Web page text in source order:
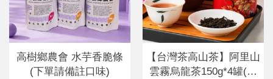
高樹鄉農會 水芋香脆條
(下單請備註口味)
【台灣茶高山茶】阿里山
雲霧烏龍茶150g*4罐(禮